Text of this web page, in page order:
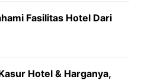
Fasilitas Hotel Dari
Hotel & Harganya,